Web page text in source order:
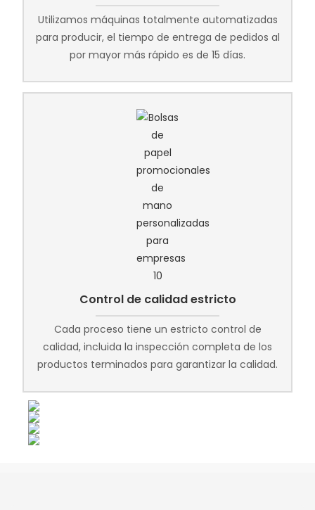
Utilizamos máquinas totalmente automatizadas
para producir, el tiempo de entrega de pedidos al
por mayor más rápido es de 15 días.
Control de calidad estricto
Cada proceso tiene un estricto control de
calidad, incluida la inspección completa de los
productos terminados para garantizar la calidad.